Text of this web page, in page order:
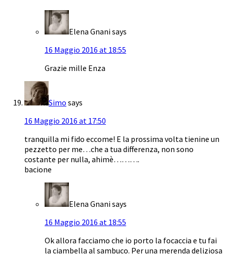
Elena Gnanisays
16 Maggio 2016 at 18:55
Grazie mille Enza
Simo says
16 Maggio 2016 at 17:50
tranquilla mi fido eccome! E la prossima volta tienine un
pezzetto per me…che a tua differenza, non sono
costante per nulla, ahimè……….
bacione
Elena Gnanisays
16 Maggio 2016 at 18:55
Ok allora facciamo che io porto la focaccia e tu fai
la ciambella al sambuco. Per una merenda deliziosa